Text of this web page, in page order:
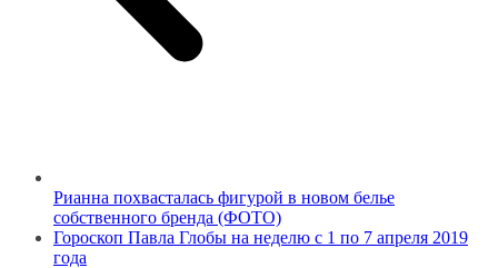
Рианна похвасталась фигурой в новом белье
собственного бренда (ФОТО)
Гороскоп Павла Глобы на неделю с 1 по 7 апреля 2019
года